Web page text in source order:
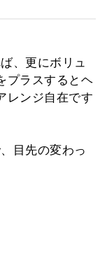
、更にボリュ
プラスするとヘ
レンジ自在です
目先の変わっ